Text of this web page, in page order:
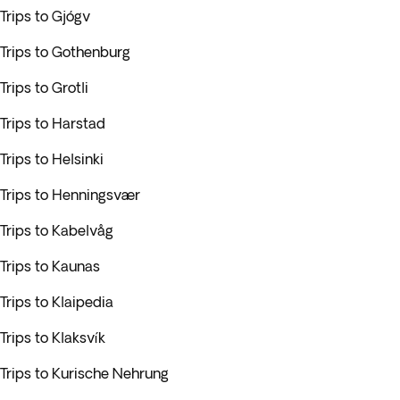
Trips to Gjógv
Trips to Gothenburg
Trips to Grotli
Trips to Harstad
Trips to Helsinki
Trips to Henningsvær
Trips to Kabelvåg
Trips to Kaunas
Trips to Klaipedia
Trips to Klaksvík
Trips to Kurische Nehrung